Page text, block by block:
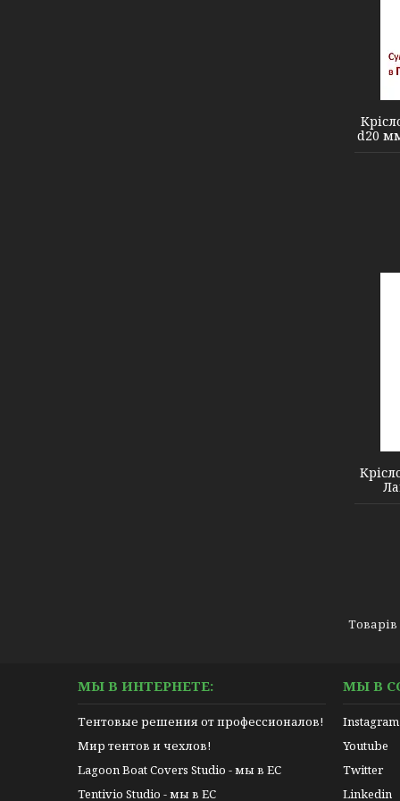
d20
МЫ В ИНТЕРНЕТЕ:
Тентовые решения от профессионалов!
Мир тентов и чехлов!
Lagoon Boat Covers Studio - мы в ЕС
Tentivio Studio - мы в ЕС
МЫ В
Instagram
Youtube
Twitter
Linkedin